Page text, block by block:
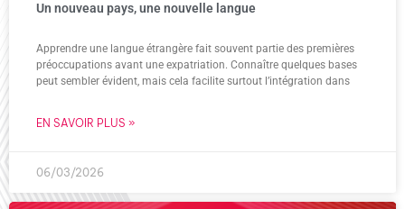
Un nouveau pays, une nouvelle langue
Apprendre une langue étrangère fait souvent partie des premières
préoccupations avant une expatriation. Connaître quelques bases
peut sembler évident, mais cela facilite surtout l’intégration dans
EN SAVOIR PLUS »
06/03/2026